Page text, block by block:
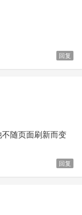
回复
随页面刷新而变
回复